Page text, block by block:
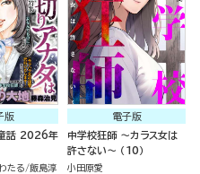
版
話 2026年
たる 飯島淳
電子版
中学校狂師 ～カラス女は
許さない～ （10）
小田原愛